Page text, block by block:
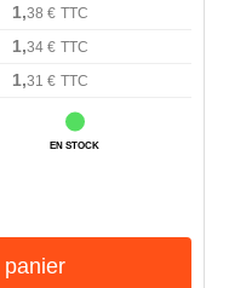
1,38 € TTC
1,34€ TTC
1,31 € TTC
EN STOCK